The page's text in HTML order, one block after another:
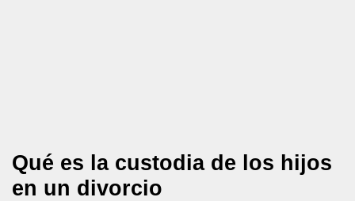
Qué es la custodia de los hijos
en un divorcio